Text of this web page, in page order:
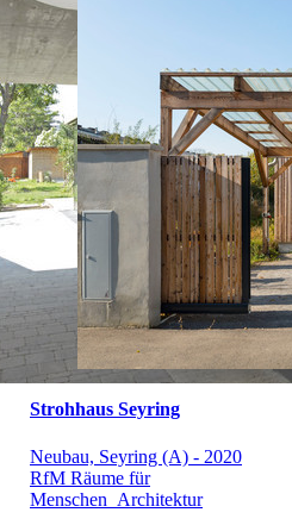
Strohhaus Seyring
Neubau, Seyring (A) - 2020
RfM Räume für
Menschen_Architektur